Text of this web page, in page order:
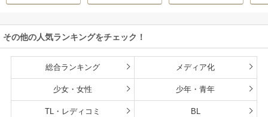
その他の人気ランキングをチェック！
総合ランキング メディア化
少女・女性 少年・青年
TL・レディコミ BL